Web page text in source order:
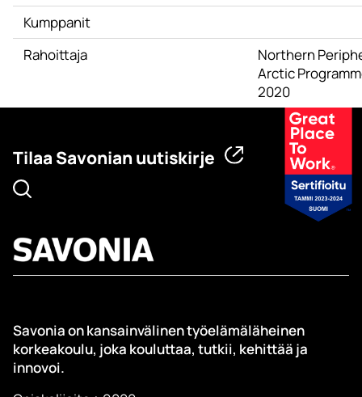
Kumppanit
Rahoittaja
Northern
Arctic
2020
Tilaa Savonian uutiskirje
Savonia on kansainvälinen työelämäläheinen
korkeakoulu, joka kouluttaa, tutkii, kehittää ja
innovoi.